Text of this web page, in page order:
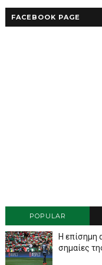
FACEBOOK PAGE
POPULAR
Η επίσημη
σημαίες